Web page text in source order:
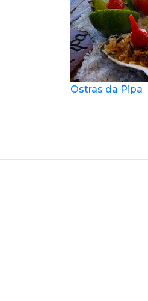
Ostras da Pipa